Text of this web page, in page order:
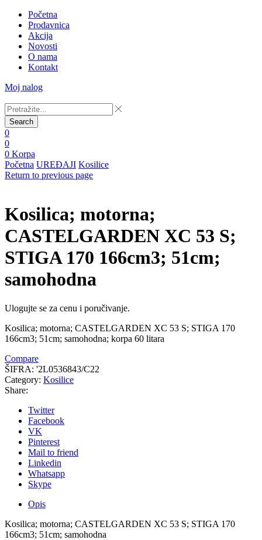
Početna
Prodavnica
Akcija
Novosti
O nama
Kontakt
Moj nalog
Search
0
0
0 Korpa
Početna UREĐAJI Kosilice
Return to previous page
Kosilica; motorna;
CASTELGARDEN XC 53 S;
STIGA 170 166cm3; 51cm;
samohodna
Ulogujte se za cenu i poručivanje.
Kosilica; motorna; CASTELGARDEN XC 53 S; STIGA 170
166cm3; 51cm; samohodna; korpa 60 litara
Compare
ŠIFRA: '2L0536843/C22
Category: Kosilice
Share:
Twitter
Facebook
VK
Pinterest
Mail to friend
Linkedin
Whatsapp
Skype
Opis
Kosilica; motorna; CASTELGARDEN XC 53 S; STIGA 170
166cm3; 51cm; samohodna